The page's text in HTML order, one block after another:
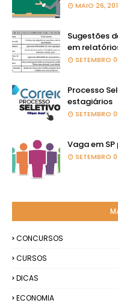
MAIO 26,
Sugestões
em
SETEMBRO
Processo
estagiários
SETEMBRO
Vaga em
SETEMBRO
CONCURSOS
CURSOS
DICAS
ECONOMIA